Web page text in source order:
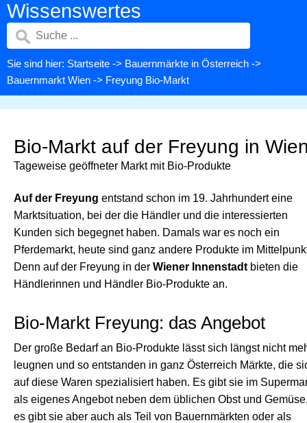
Wissenswertes
Sie sind hier: Startseite -> Bauernmärkte in Österreich ->
Bauernmarkt Wien -> Freyung Bio-Markt
Bio-Markt auf der Freyung in
Tageweise geöffneter Markt mit Bio-Produkte
Auf der Freyung entstand schon im 19. Jahrhundert eine
Marktsituation, bei der die Händler und die interessierten
Kunden sich begegnet haben. Damals war es noch ein
Pferdemarkt, heute sind ganz andere Produkte im
Denn auf der Freyung in der Wiener Innenstadt bieten die
Händlerinnen und Händler Bio-Produkte an.
Bio-Markt Freyung: das Angebot
Der große Bedarf an Bio-Produkte lässt sich längst nicht
leugnen und so entstanden in ganz Österreich Märkte, die
auf diese Waren spezialisiert haben. Es gibt sie im
als eigenes Angebot neben dem üblichen Obst und
es gibt sie aber auch als Teil von Bauernmärkten oder als